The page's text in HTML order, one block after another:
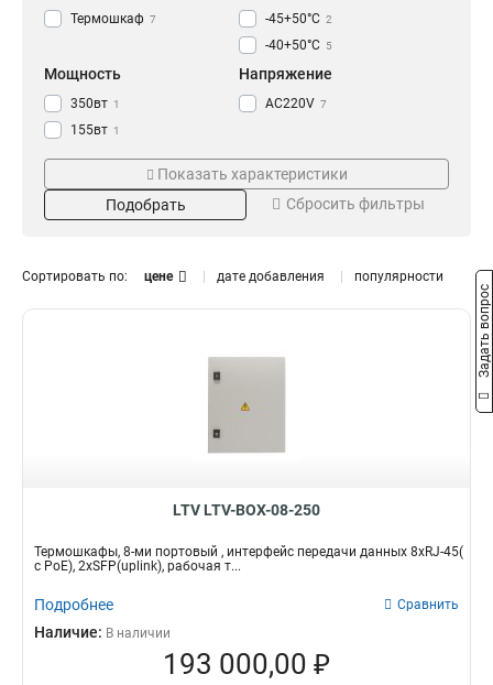
Термошкаф 7 -45+50°C 2
-40+50°C 5
Мощность
350вт 1
155вт 1
300вт 5
Напряжение
AC220V 7
Интерфейс
8xRJ-45 1
Кол-во портов
4-х
Показать характеристики
Подобрать
Сбросить фильтры
Сортировать по: цене дате добавления популярности
LTV LTV-BOX-08-250
Термошкафы, 8-ми портовый , интерфейс передачи данных 8xRJ-45(
c PoE), 2xSFP(uplink), рабочая т...
Подробнее Сравнить
Наличие: В наличии
193 000,00 ₽
Задать вопрос